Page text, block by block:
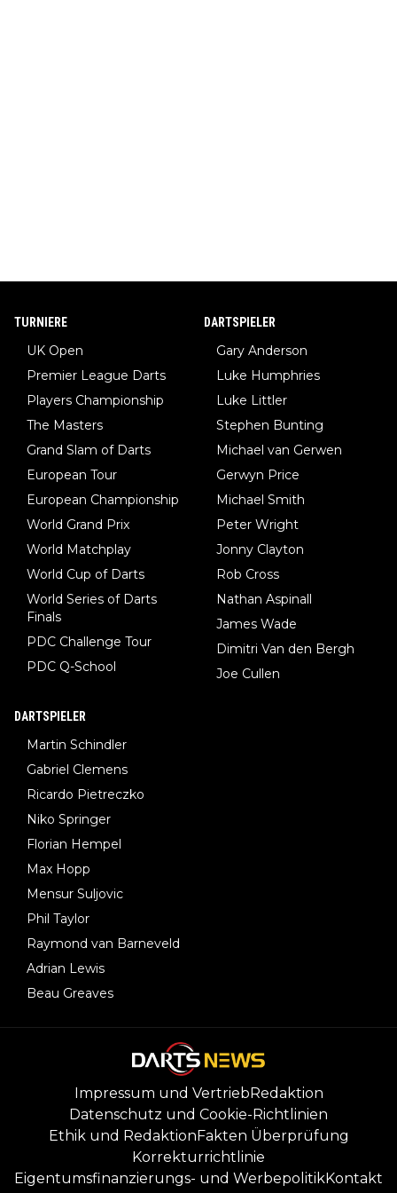
TURNIERE
UK Open
Premier League Darts
Players Championship
The Masters
Grand Slam of Darts
European Tour
European Championship
World Grand Prix
World Matchplay
World Cup of Darts
World Series of Darts
Finals
PDC Challenge Tour
PDC Q-School
DARTSPIELER
Gary Anderson
Luke Humphries
Luke Littler
Stephen Bunting
Michael van Gerwen
Gerwyn Price
Michael Smith
Peter Wright
Jonny Clayton
Rob Cross
Nathan Aspinall
James Wade
Dimitri Van den Bergh
Joe Cullen
DARTSPIELER
Martin Schindler
Gabriel Clemens
Ricardo Pietreczko
Niko Springer
Florian Hempel
Max Hopp
Mensur Suljovic
Phil Taylor
Raymond van Barneveld
Adrian Lewis
Beau Greaves
Impressum und VertriebRedaktion
Datenschutz und Cookie-Richtlinien
Ethik und RedaktionFakten Überprüfung
Korrekturrichtlinie
Eigentumsfinanzierungs- und WerbepolitikKontakt